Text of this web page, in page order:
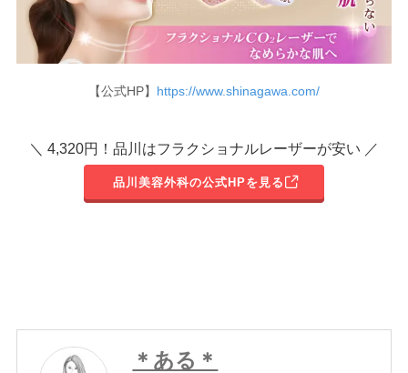
【公式HP】 https://www.shinagawa.com/
＼ 4,320円！品川はフラクショナルレーザーが安い ／
品川美容外科の公式HPを見る
＊ある＊